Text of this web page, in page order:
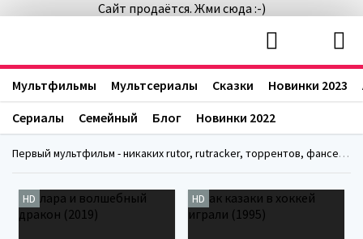
Сайт продаётся. Жми сюда :-)
Первый мультфильм - никаких rutor, rutracker, торрентов, фансериалс, fanserials
HD HD
Мультфильмы Мультсериалы Сказки Новинки 2023
Сериалы
Семейный Блог Новинки 2022